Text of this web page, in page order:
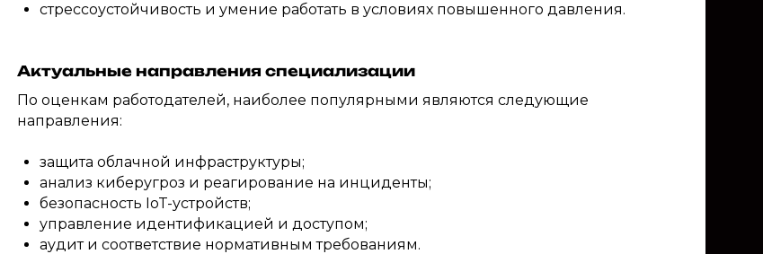
стрессоустойчивость и умение работать в условиях повышенного давления.
Актуальные направления специализации
По оценкам работодателей, наиболее популярными являются следующие
направления:
защита облачной инфраструктуры;
анализ киберугроз и реагирование на инциденты;
безопасность IoT-устройств;
управление идентификацией и доступом;
аудит и соответствие нормативным требованиям.